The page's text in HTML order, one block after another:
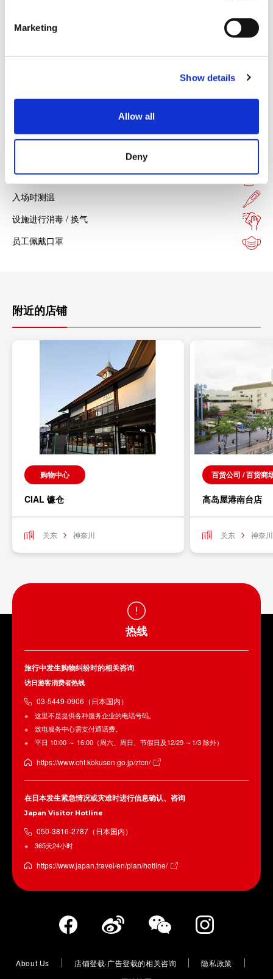
Marketing
Show details
Allow all
Deny
外籍工作人员
停车场
卫生对应
设置酒精消毒
入场时测温
设施进行消毒 / 换气
员工佩戴口罩
附近的店铺
购物中心
CIAL 镰仓
关东 神奈川
百货公司 / 百货商
高岛屋港南台店
关东 神奈川
热线
旅行中发生购物纠纷时的相关咨询
访日游客消费者热线
03-5449-0906（日本国内）
这里不是提供各种服务企业的电话号码。
致电服务中心需支付通话费。
平日 10:00 ～ 16:00（周六、周日、节假日及12/29 ～1/3 除外）
https://www.cht.kokusen.go.jp/ztcn/
在日本发生紧急情况或灾难时进行信息确认、咨询
Japan Visitor Hotline
050-3816-2787（日本国内）
365天24小时
https://www.japan.travel/en/plan/hotline/
About Us 店铺登载·广告登载的相关咨询
隐私政策